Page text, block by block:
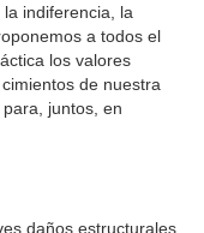
indiferencia, la
a todos el
los valores
de nuestra
juntos, en
daños estructurales